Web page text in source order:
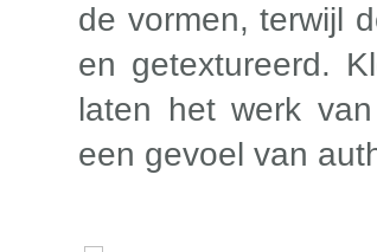
de vormen, terwijl
en getextureerd.
laten het werk
een gevoel van